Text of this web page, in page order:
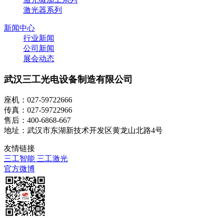
激光器系列
新闻中心
行业新闻
公司新闻
展会动态
武汉三工光电设备制造有限公司
座机：027-59722666
传真：027-59722966
售后：400-6868-667
地址：武汉市东湖新技术开发区黄龙山北路4号
友情链接
三工智能 三工激光
官方微博